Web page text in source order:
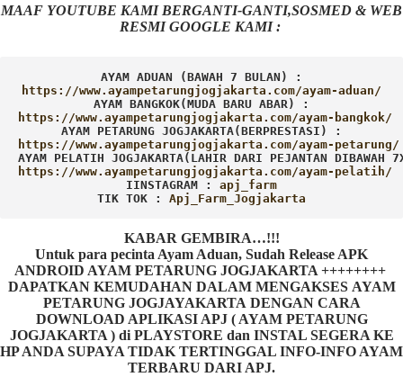
MAAF YOUTUBE KAMI BERGANTI-GANTI,SOSMED & WEB
RESMI GOOGLE KAMI :
AYAM ADUAN (BAWAH 7 BULAN) :
AYAM BANGKOK(MUDA BARU ABAR) :
AYAM PETARUNG JOGJAKARTA(BERPRESTASI) :
AYAM PELATIH JOGJAKARTA(LAHIR DARI PEJANTAN DIBAWAH
IINSTAGRAM :
TIK TOK : Apj_Farm_Jogjakarta
KABAR GEMBIRA…!!!
Untuk para pecinta Ayam Aduan, Sudah Release APK
ANDROID AYAM PETARUNG JOGJAKARTA ++++++++
DAPATKAN KEMUDAHAN DALAM MENGAKSES AYAM
PETARUNG JOGJAYAKARTA DENGAN CARA
DOWNLOAD APLIKASI APJ ( AYAM PETARUNG
JOGJAKARTA ) di PLAYSTORE dan INSTAL SEGERA KE
HP ANDA SUPAYA TIDAK TERTINGGAL INFO-INFO AYAM
TERBARU DARI APJ.